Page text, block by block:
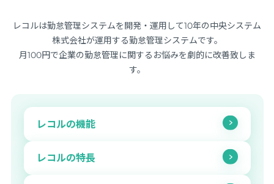
レコルは勤怠管理システムを開発・運用して10年の中央システム
株式会社が運用する勤怠管理システムです。
月100円で企業の勤怠管理に関するお悩みを劇的に改善致しま
す。
レコルの機能
レコルの特長